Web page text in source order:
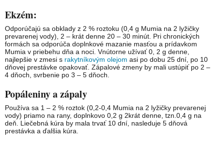
Ekzém:
Odporúčajú sa obklady z 2 % roztoku (0,4 g Mumia na 2 lyžičky
prevarenej vody), 2 – krát denne 20 – 30 minút. Pri chronických
formách sa odporúča doplnkové mazanie masťou a prídavkom
Mumia v priebehu dňa a noci. Vnútorne užívať 0, 2 g denne,
najlepšie v zmesi s rakytníkovým olejom asi po dobu 25 dní, po 10
dňovej prestávke opakovať. Zápalové zmeny by mali ustúpiť po 2 –
4 dňoch, svrbenie po 3 – 5 dňoch.
Popáleniny a zápaly
Používa sa 1 – 2 % roztok (0,2-0,4 Mumia na 2 lyžičky prevarenej
vody) priamo na rany, doplnkovo ​​0,2 g 2krát denne, tzn.0,4 g na
deň. Liečebná kúra by mala trvať 10 dní, nasleduje 5 dňová
prestávka a ďalšia kúra.